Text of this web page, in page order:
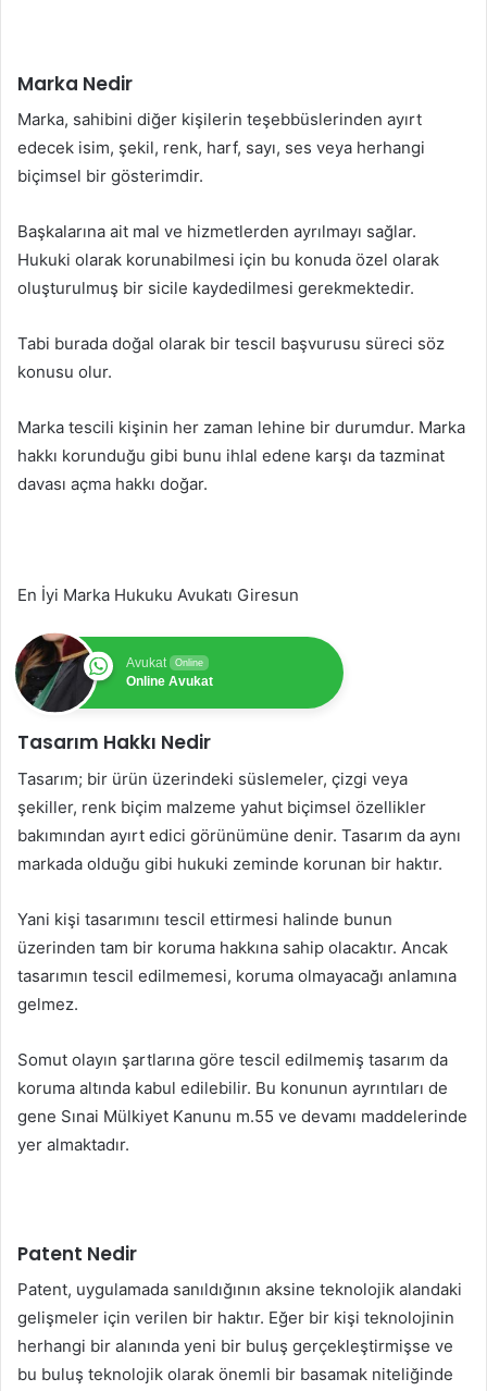
Marka Nedir
Marka, sahibini diğer kişilerin teşebbüslerinden ayırt
edecek isim, şekil, renk, harf, sayı, ses veya herhangi
biçimsel bir gösterimdir.
Başkalarına ait mal ve hizmetlerden ayrılmayı sağlar.
Hukuki olarak korunabilmesi için bu konuda özel olarak
oluşturulmuş bir sicile kaydedilmesi gerekmektedir.
Tabi burada doğal olarak bir tescil başvurusu süreci söz
konusu olur.
Marka tescili kişinin her zaman lehine bir durumdur. Marka
hakkı korunduğu gibi bunu ihlal edene karşı da tazminat
davası açma hakkı doğar.
En İyi Marka Hukuku Avukatı Giresun
Avukat Online
Online Avukat
Tasarım Hakkı Nedir
Tasarım; bir ürün üzerindeki süslemeler, çizgi veya
şekiller, renk biçim malzeme yahut biçimsel özellikler
bakımından ayırt edici görünümüne denir. Tasarım da aynı
markada olduğu gibi hukuki zeminde korunan bir haktır.
Yani kişi tasarımını tescil ettirmesi halinde bunun
üzerinden tam bir koruma hakkına sahip olacaktır. Ancak
tasarımın tescil edilmemesi, koruma olmayacağı anlamına
gelmez.
Somut olayın şartlarına göre tescil edilmemiş tasarım da
koruma altında kabul edilebilir. Bu konunun ayrıntıları de
gene Sınai Mülkiyet Kanunu m.55 ve devamı maddelerinde
yer almaktadır.
Patent Nedir
Patent, uygulamada sanıldığının aksine teknolojik alandaki
gelişmeler için verilen bir haktır. Eğer bir kişi teknolojinin
herhangi bir alanında yeni bir buluş gerçekleştirmişse ve
bu buluş teknolojik olarak önemli bir basamak niteliğinde